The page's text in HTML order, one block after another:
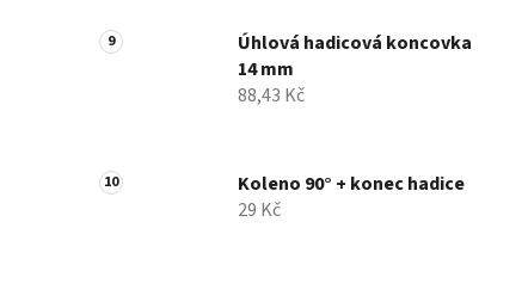
Úhlová hadicová koncovka
14 mm
88,43 Kč
Koleno 90° + konec hadice
29 Kč